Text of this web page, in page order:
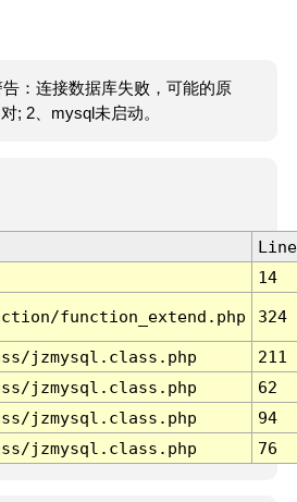
：连接数据库失败，可能的原
; 2、mysql未启动。
Line
14
function_extend.php 324
jzmysql.class.php
211
jzmysql.class.php
62
jzmysql.class.php
94
jzmysql.class.php 76